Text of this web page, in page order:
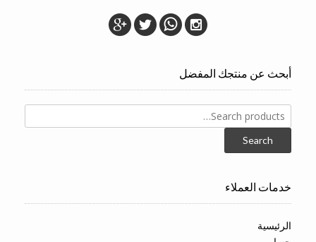
أبحث عن منتجك المفضل
Search
for:
Search
خدمات العملاء
الرئيسية